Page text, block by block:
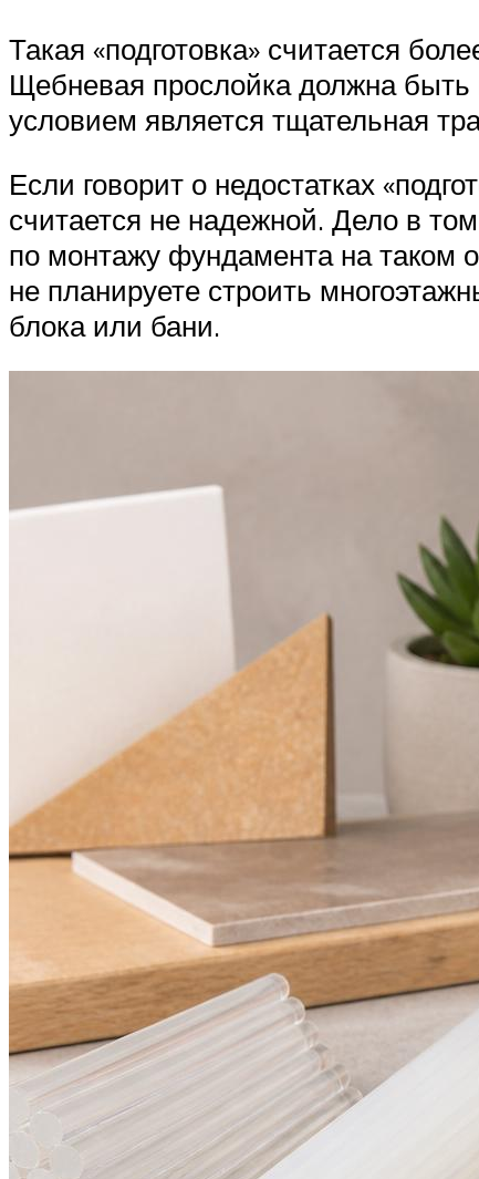
Такая «подготовка» считается
Щебневая прослойка должна
условием является тщательная
Если говорит о недостатках
считается не надежной. Дело в
по монтажу фундамента на таком
не планируете строить
блока или бани.